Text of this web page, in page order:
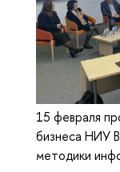
15 февраля
бизнеса НИУ
методики